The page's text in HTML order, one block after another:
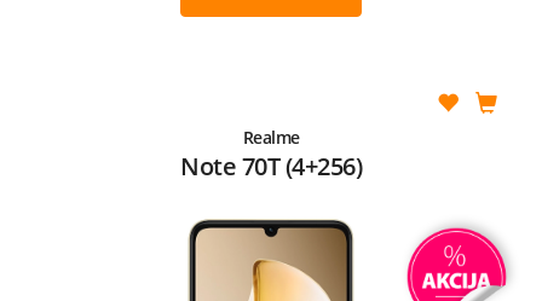
Realme
Note 70T (4+256)